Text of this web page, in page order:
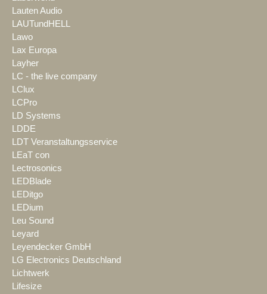
Lauten Audio
LAUTundHELL
Lawo
Lax Europa
Layher
LC - the live company
LClux
LCPro
LD Systems
LDDE
LDT Veranstaltungsservice
LEaT con
Lectrosonics
LEDBlade
LEDitgo
LEDium
Leu Sound
Leyard
Leyendecker GmbH
LG Electronics Deutschland
Lichtwerk
Lifesize